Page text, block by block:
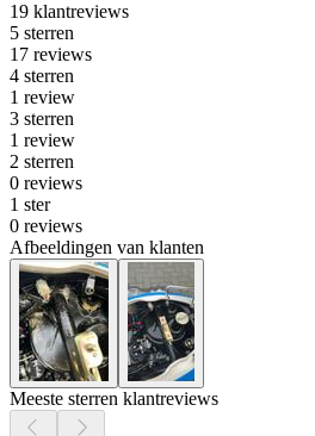
19 klantreviews
5 sterren
17 reviews
4 sterren
1 review
3 sterren
1 review
2 sterren
0 reviews
1 ster
0 reviews
Afbeeldingen van klanten
Meeste sterren klantreviews